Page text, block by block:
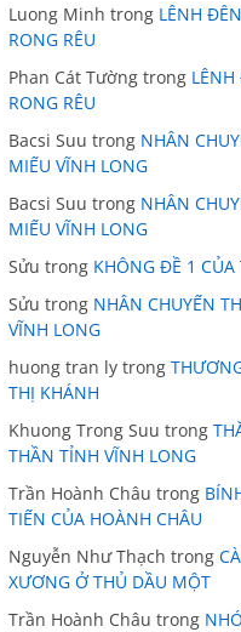
Luong Minh trong LÊNH
RONG RÊU
Phan Cát Tường trong
RONG RÊU
Bacsi Suu trong NHÂN
MIẾU VĨNH LONG
Bacsi Suu trong NHÂN
MIẾU VĨNH LONG
Sửu trong KHÔNG ĐỀ 1 CỦA
Sửu trong NHÂN CHUYẾN
VĨNH LONG
huong tran ly trong
THỊ KHÁNH
Khuong Trong Suu trong
THẦN TỈNH VĨNH LONG
Trần Hoành Châu trong
TIẾN CỦA HOÀNH CHÂU
Nguyễn Như Thạch trong
XƯƠNG Ở THỦ DẦU MỘT
Trần Hoành Châu trong